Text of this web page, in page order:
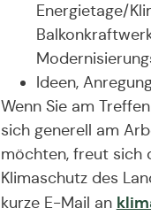
Energietage/
Ideen,
Wenn Sie am
sich generell am
möchten, freut sich
Klimaschutz des
kurze E-Mail an